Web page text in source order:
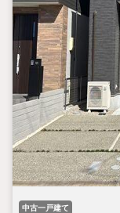
中古一戸建て